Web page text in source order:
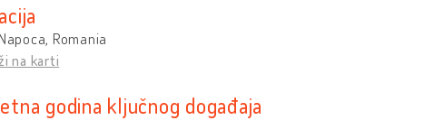
Romania
na karti
godina ključnog događaja